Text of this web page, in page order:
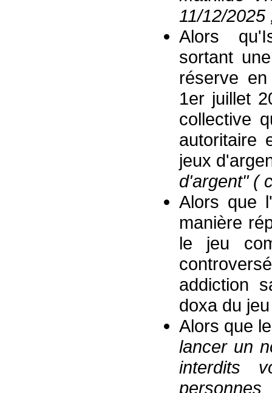
11/12/2025
Alors
sortant
réserve
1er juillet
collective
autoritaire
jeux
d'argent"(
Alors que
manière
le jeu
addiction
doxa du
Alors que
lancer un
interdits
personnes